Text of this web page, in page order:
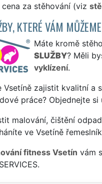
cena za stěhování (viz
KTERÉ VÁM
Máte kromě
SLUŽBY? Měli
vyklízení.
Vsetíně zajistit kvalitní
práce? Objednejte si
malování, čištění
ve Vsetíně
fitness Vsetín vám